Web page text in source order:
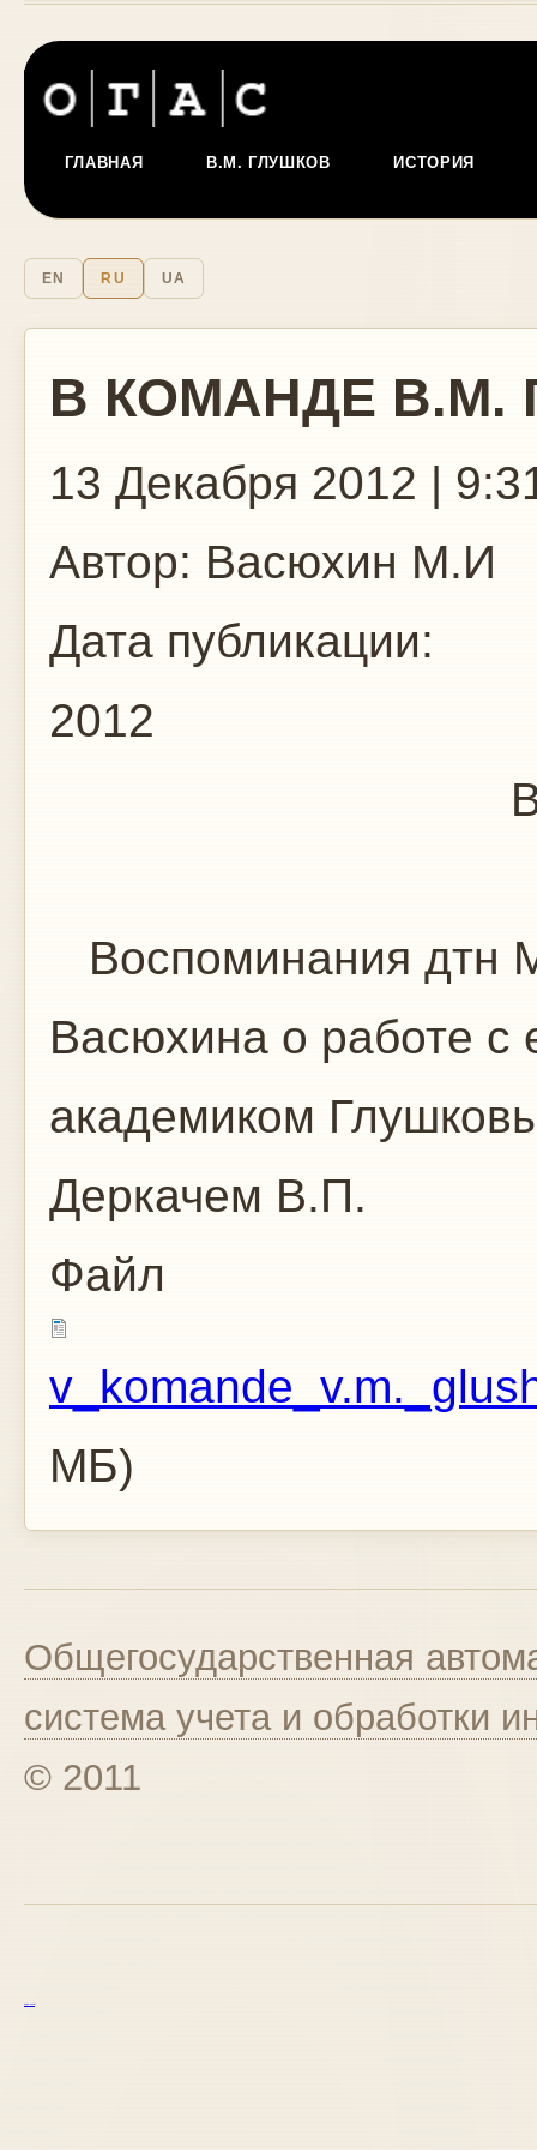
ГЛАВНАЯ В.М. ГЛУШКОВ ИСТОРИЯ
EN RU UA
В КОМАНДЕ В.М.
13 Декабря 2012 |
Автор: Васюхин М.И
Дата публикации:
2012
В команде
Воспоминания дтн
Васюхина о работе с
академиком
Деркачем В.П.
Файл
МБ)
Общегосударственная
система учета и обработки
© 2011
курс excel